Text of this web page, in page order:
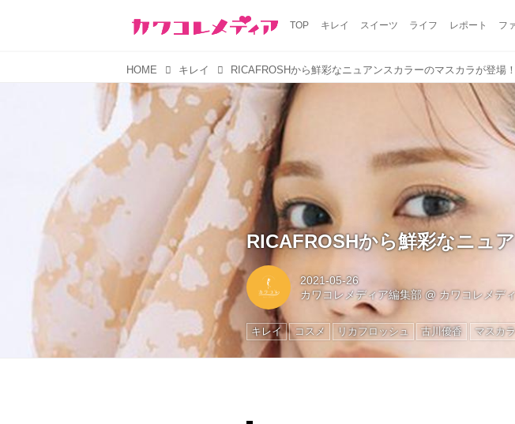
TOP キレイ スイーツ ライフ レポート フ
HOME キレイ RICAFROSHから鮮彩なニュアンスカラーのマスカラが登場！
RICAFROSHから鮮彩なニュ
2021-05-26
カワコレメディア編集部 @ カワコレメデ
キレイ コスメ リカフロッシュ 古川優香 マスカラ